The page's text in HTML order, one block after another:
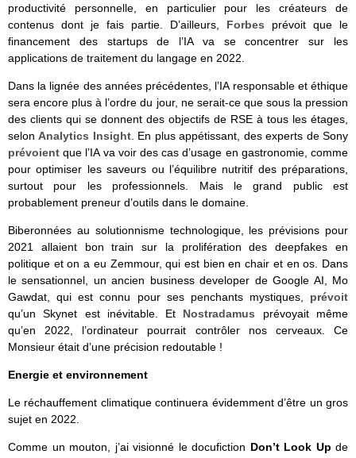
productivité personnelle, en particulier pour les créateurs de
contenus dont je fais partie. D’ailleurs, Forbes prévoit que le
financement des startups de l’IA va se concentrer sur les
applications de traitement du langage en 2022.
Dans la lignée des années précédentes, l’IA responsable et éthique
sera encore plus à l’ordre du jour, ne serait-ce que sous la pression
des clients qui se donnent des objectifs de RSE à tous les étages,
selonAnalytics Insight. En plus appétissant, des experts de Sony
prévoient que l’IA va voir des cas d’usage en gastronomie, comme
pour optimiser les saveurs ou l’équilibre nutritif des préparations,
surtout pour les professionnels. Mais le grand public est
probablement preneur d’outils dans le domaine.
Biberonnées au solutionnisme technologique, les prévisions pour
2021 allaient bon train sur la prolifération des deepfakes en
politique et on a eu Zemmour, qui est bien en chair et en os. Dans
le sensationnel, un ancien business developer de Google AI, Mo
Gawdat, qui est connu pour ses penchants mystiques, prévoit
qu’un Skynet est inévitable. Et Nostradamus prévoyait même
qu’en 2022, l’ordinateur pourrait contrôler nos cerveaux. Ce
Monsieur était d’une précision redoutable !
Energie et environnement
Le réchauffement climatique continuera évidemment d’être un gros
sujet en 2022.
Comme un mouton, j’ai visionné le docufiction Don’t Look Up de